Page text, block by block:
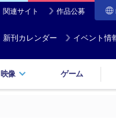
関連サイト 作品公募
新刊カレンダー イベント情
映像 ゲーム